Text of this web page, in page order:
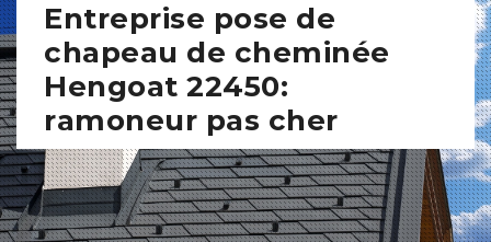
Entreprise pose de
chapeau de cheminée
Hengoat 22450:
ramoneur pas cher